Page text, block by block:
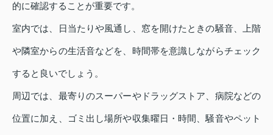
的に確認することが重要です。
室内では、日当たりや風通し、窓を開けたときの騒音、上階
や隣室からの生活音などを、時間帯を意識しながらチェック
すると良いでしょう。
周辺では、最寄りのスーパーやドラッグストア、病院などの
位置に加え、ゴミ出し場所や収集曜日・時間、騒音やペット